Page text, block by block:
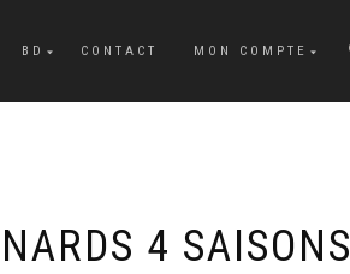
BD CONTACT MON COMPTE
4 SAISONS